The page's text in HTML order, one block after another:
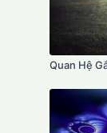
Quan Hệ